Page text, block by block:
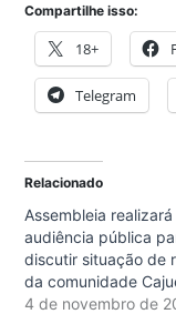
Compartilhe isso:
18+
Telegram
Relacionado
Assembleia realizará
audiência pública
discutir situação de
da comunidade
4 de novembro de